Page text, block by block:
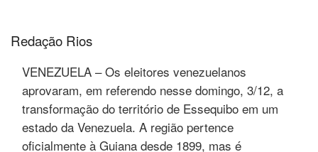
Redação Rios
VENEZUELA – Os eleitores venezuelanos
aprovaram, em referendo nesse domingo, 3/12, a
transformação do território de Essequibo em um
estado da Venezuela. A região pertence
oficialmente à Guiana desde 1899, mas é